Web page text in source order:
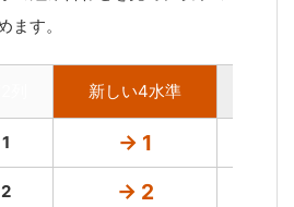
ます。
新しい4水準
1 → 1
2 → 2